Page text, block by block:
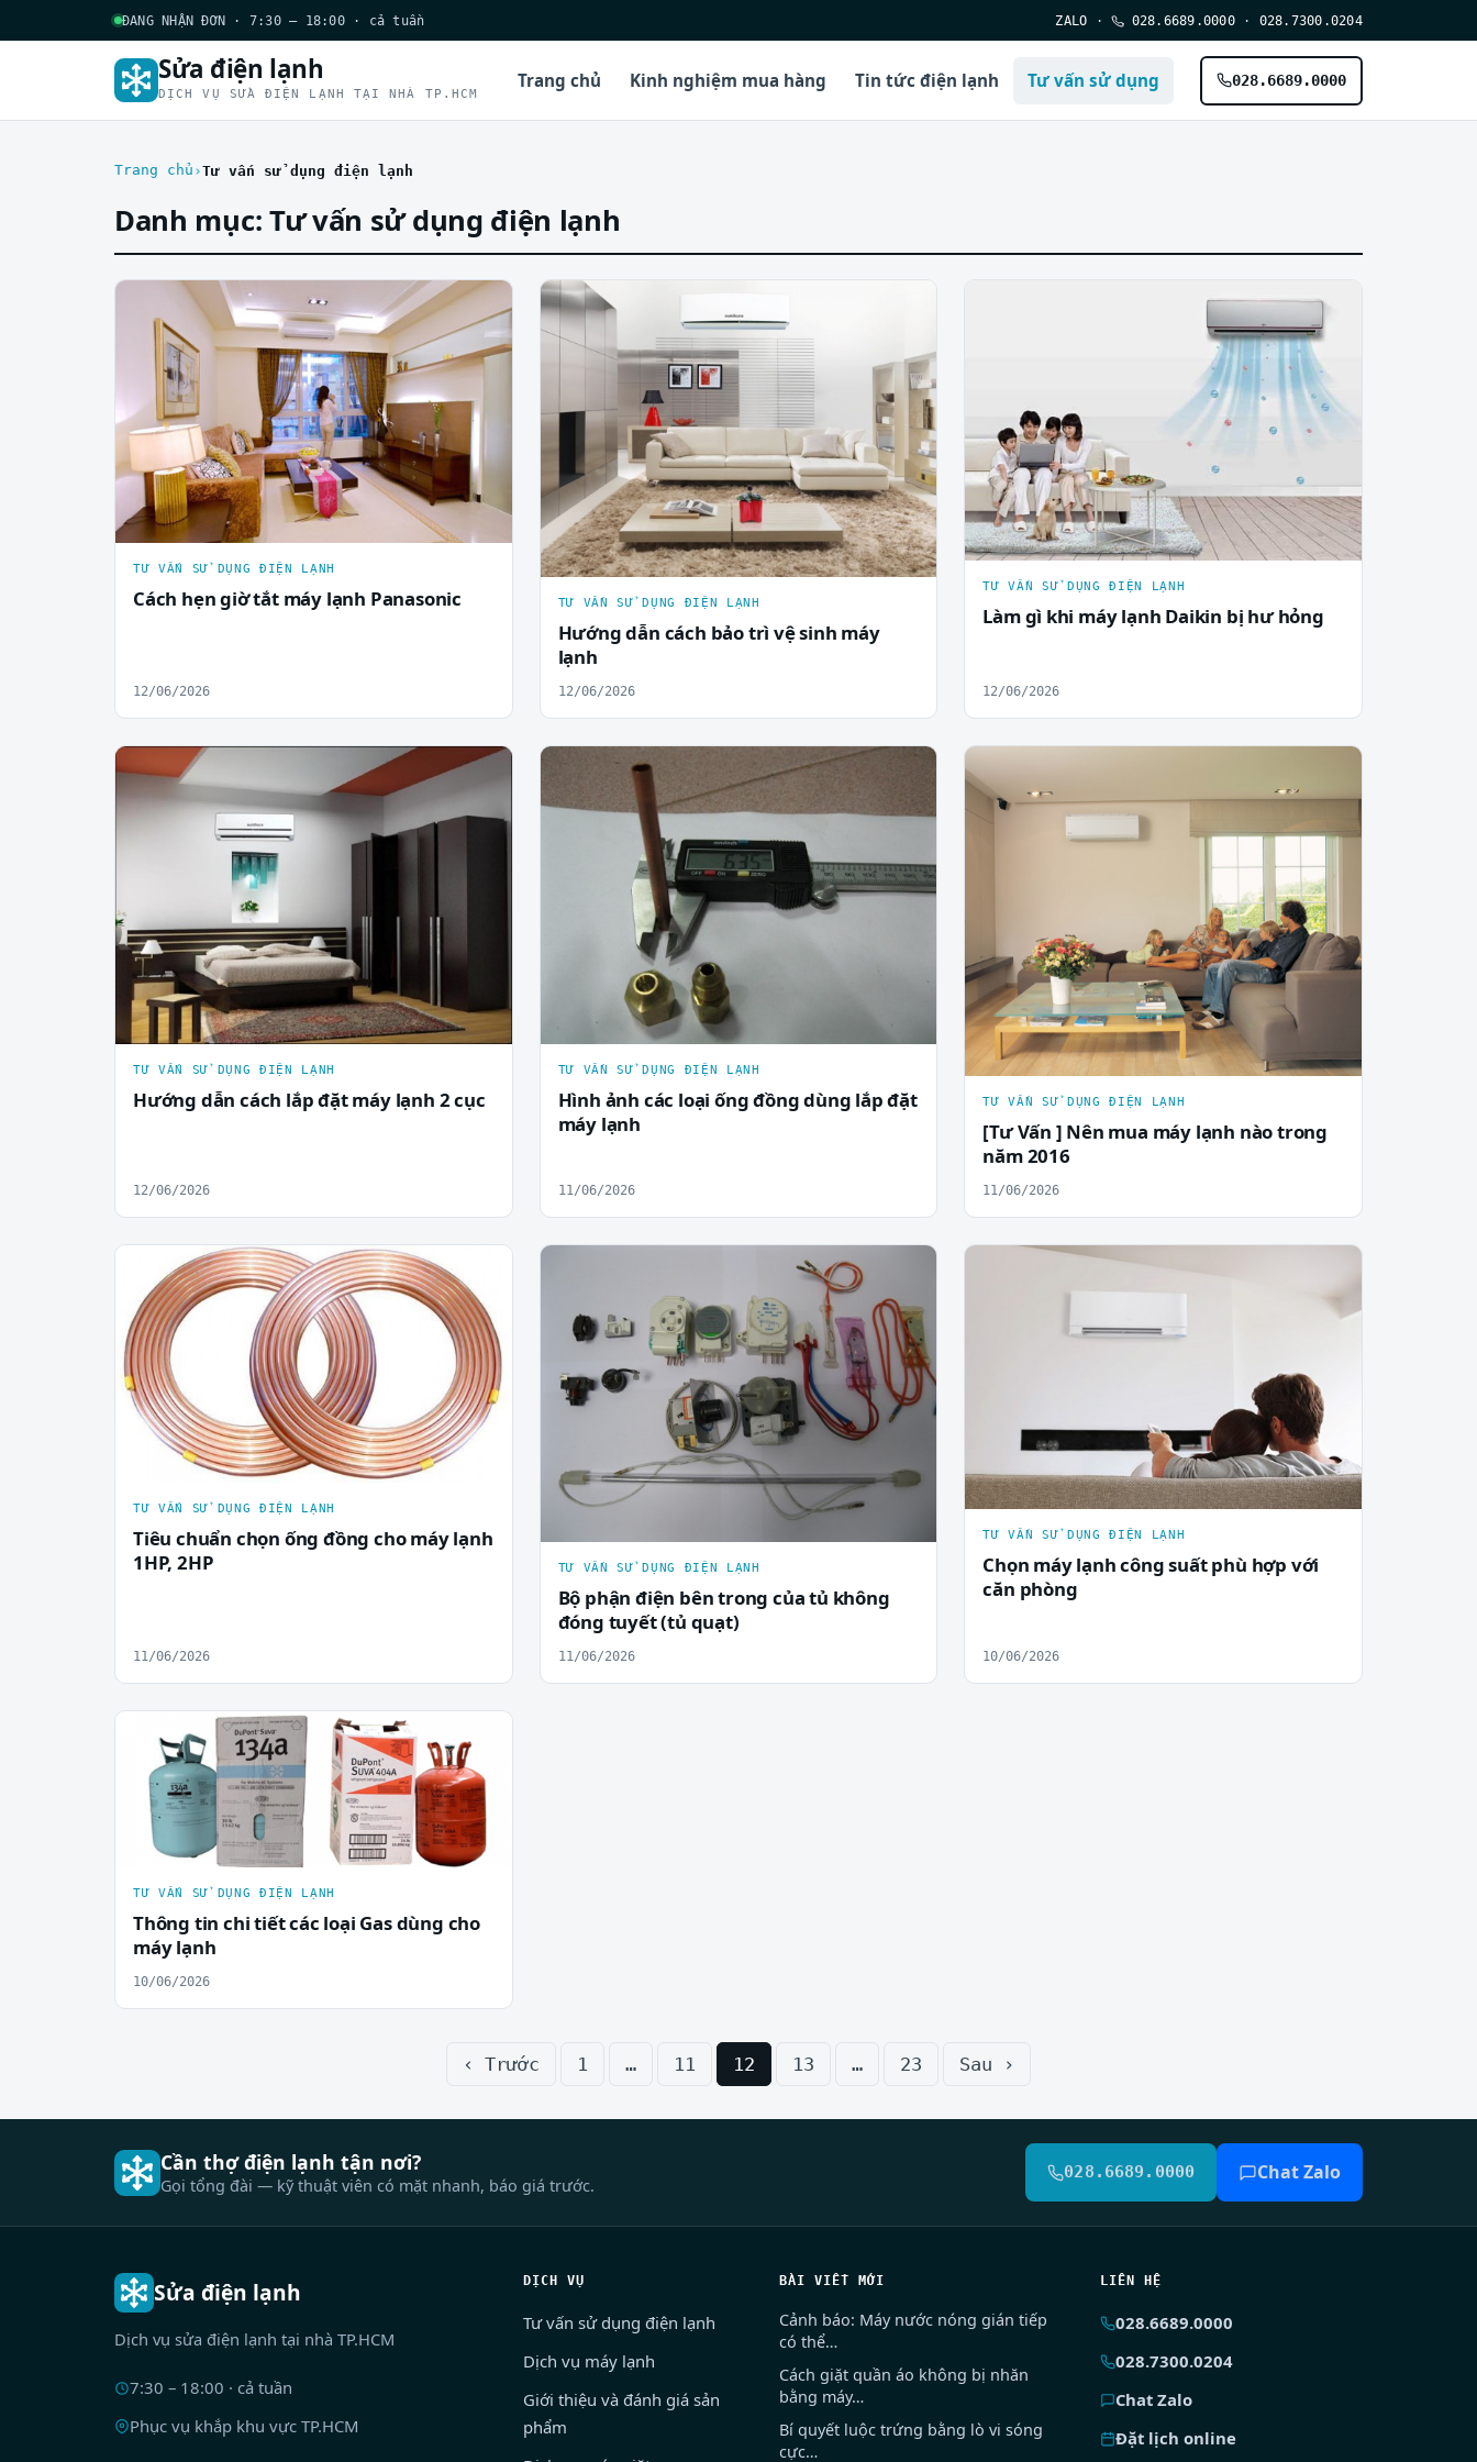
ĐANG NHẬN ĐƠN · 7:30 – 18:00 · cả tuần ZALO · 028.6689.0000 · 028.7300.0204
Sửa điện lạnh
DỊCH VỤ SỬA ĐIỆN LẠNH TẠI NHÀ TP.HCM
Trang chủ Kinh nghiệm mua hàng Tin tức điện lạnh Tư vấn sử dụng 028.6689.0000
Trang chủ Tư vấn sử dụng điện lạnh
Danh mục: Tư vấn sử dụng điện lạnh
TƯ VẤN SỬ DỤNG ĐIỆN LẠNH
Cách hẹn giờ tắt máy lạnh Panasonic
12/06/2026
TƯ VẤN SỬ DỤNG ĐIỆN LẠNH
Hướng dẫn cách bảo trì vệ sinh máy
lạnh
12/06/2026
TƯ VẤN SỬ DỤNG ĐIỆN LẠNH
Làm gì khi máy lạnh Daikin bị hư hỏng
12/06/2026
TƯ VẤN SỬ DỤNG ĐIỆN LẠNH
Hướng dẫn cách lắp đặt máy lạnh 2 cục
12/06/2026
TƯ VẤN SỬ DỤNG ĐIỆN LẠNH
Hình ảnh các loại ống đồng dùng lắp đặt
máy lạnh
11/06/2026
TƯ VẤN SỬ DỤNG ĐIỆN LẠNH
[Tư Vấn ] Nên mua máy lạnh nào trong
năm 2016
11/06/2026
TƯ VẤN SỬ DỤNG ĐIỆN LẠNH
Tiêu chuẩn chọn ống đồng cho máy lạnh
1HP, 2HP
11/06/2026
TƯ VẤN SỬ DỤNG ĐIỆN LẠNH
Bộ phận điện bên trong của tủ không
đóng tuyết (tủ quạt)
11/06/2026
TƯ VẤN SỬ DỤNG ĐIỆN LẠNH
Chọn máy lạnh công suất phù hợp với
căn phòng
10/06/2026
TƯ VẤN SỬ DỤNG ĐIỆN LẠNH
Thông tin chi tiết các loại Gas dùng cho
máy lạnh
10/06/2026
‹ Trước 1 … 11 12 13 … 23 Sau ›
Cần thợ điện lạnh tận nơi?
Gọi tổng đài — kỹ thuật viên có mặt nhanh, báo giá trước.
028.6689.0000 Chat Zalo
Sửa điện lạnh
Dịch vụ sửa điện lạnh tại nhà TP.HCM
7:30 – 18:00 · cả tuần
Phục vụ khắp khu vực TP.HCM
DỊCH VỤ
Tư vấn sử dụng điện lạnh
Dịch vụ máy lạnh
Giới thiệu và đánh giá sản
phẩm
BÀI VIẾT MỚI
Cảnh báo: Máy nước nóng gián tiếp
có thể…
Cách giặt quần áo không bị nhăn
bằng máy…
Bí quyết luộc trứng bằng lò vi sóng
cực…
LIÊN HỆ
028.6689.0000
028.7300.0204
Chat Zalo
Đặt lịch online